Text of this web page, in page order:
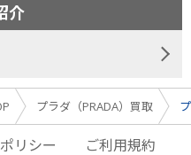
プラダ（PRADA）買取
介
リシー ご利用規約